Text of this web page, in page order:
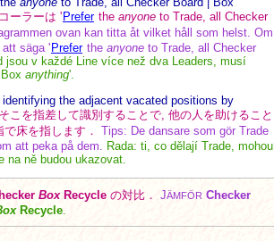
ーラーは ' Prefer the anyone to Trade, all Checker
ovan kan titta åt vilket håll som helst. Om
säga ' Prefer the anyone to Trade, all Checker
jsou v každé Line více než dva Leaders, musí
anything'.
the adjacent vacated positions by
こを指差して識別することで, 他の人を助けること
床を指します． Tips: De dansare som gör Trade
att peka på dem.
Rada: ti, co dělají Trade, mohou
ně budou ukazovat.
BoxRecycle の対比． JÄMFÖR Checker
Recycle